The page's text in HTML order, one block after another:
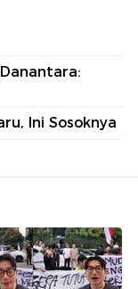
Ini Sosoknya